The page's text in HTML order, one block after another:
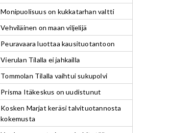
Monipuolisuus on kukkatarhan valtti
Vehviläinen on maan viljelijä
Peuravaara luottaa kausituotantoon
Vierulan Tilalla ei jahkailla
Tommolan Tilalla vaihtui sukupolvi
Prisma Itäkeskus on uudistunut
Kosken Marjat keräsi talvituotannosta
kokemusta